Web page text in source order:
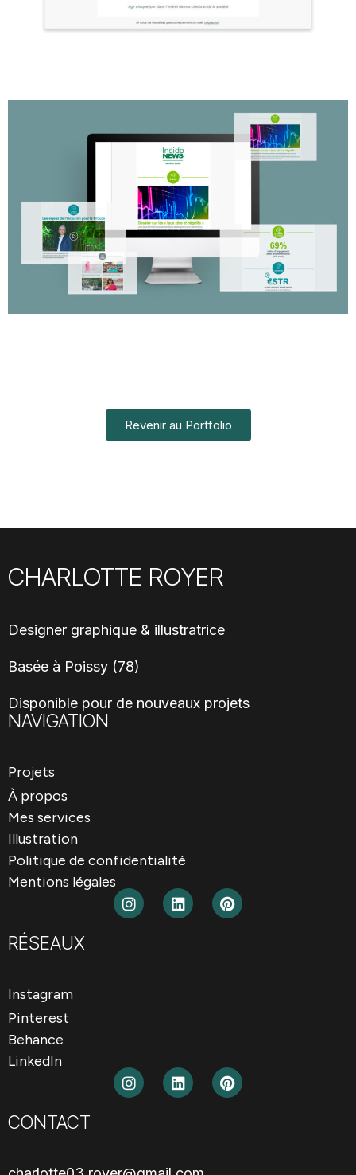
Revenir au Portfolio
CHARLOTTE ROYER
Designer graphique & illustratrice
Basée à Poissy (78)
Disponible pour de nouveaux projets
NAVIGATION
Projets
À propos
Mes services
Illustration
Politique de confidentialité
Mentions légales
RÉSEAUX
Instagram
Pinterest
Behance
LinkedIn
CONTACT